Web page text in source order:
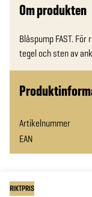
Om produkten
Blåspump FAST.
tegel och sten av
Artikelnummer
EAN
RIKTPRIS